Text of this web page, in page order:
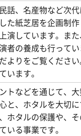
話、名産物など次
た紙芝居を企画制
演しています。ま
者の養成も行って
よりをご覧ください
います。
トなどを通じて、
と、ホタルを大切
ホタルの保護や、
いる事業です。